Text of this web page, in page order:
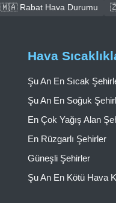
🇲🇦 Rabat Hava Durumu
Hava
Şu An En Sıcak
Şu An En Soğuk
En Çok Yağış Alan
En Rüzgarlı Şehirler
Güneşli Şehirler
Şu An En Kötü Hava